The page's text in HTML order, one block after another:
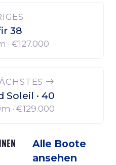
38
· €127.000
Soleil · 40
· €129.000
Alle Boote
ansehen